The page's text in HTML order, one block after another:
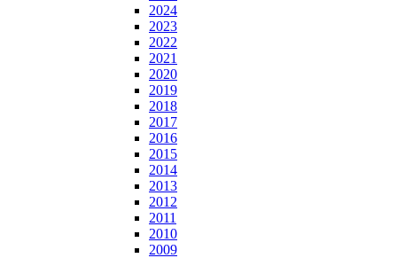
2024
2023
2022
2021
2020
2019
2018
2017
2016
2015
2014
2013
2012
2011
2010
2009